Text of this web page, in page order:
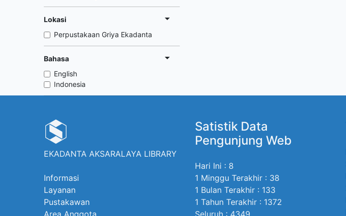
Lokasi
Perpustakaan Griya Ekadanta
Bahasa
English
Indonesia
EKADANTA AKSARALAYA LIBRARY
Informasi
Layanan
Pustakawan
Area Anggota
Satistik Data
Pengunjung Web
Hari Ini : 8
1 Minggu Terakhir : 38
1 Bulan Terakhir : 133
1 Tahun Terakhir : 1372
Seluruh : 4349